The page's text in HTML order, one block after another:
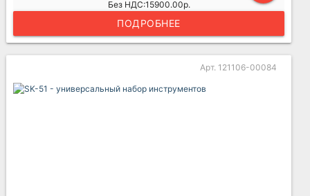
Без НДС:15900.00р.
ПОДРОБНЕЕ
Арт. 121106-00084